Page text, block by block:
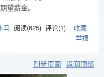
望薪金。
马 阅读(625) 评论(1) 收藏
举报
刷新页面 返回顶部